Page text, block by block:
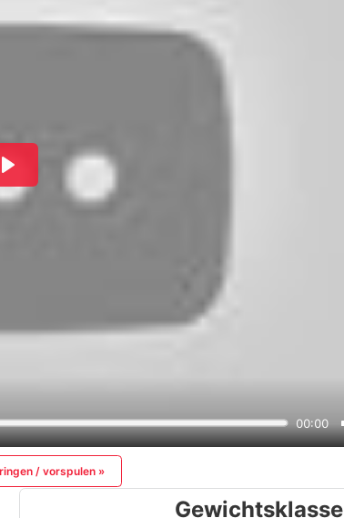
/ vorspulen »
Gewichtsklasse